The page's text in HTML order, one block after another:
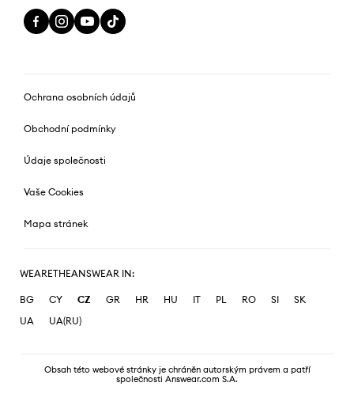
Ochrana osobních údajů
Obchodní podmínky
Údaje společnosti
Vaše Cookies
Mapa stránek
WEARETHEANSWEAR IN:
BG CY CZ GR HR HU IT PL RO SI
SK
UA
UA(RU)
Obsah této webové stránky je chráněn autorským právem a patří
společnosti Answear.com S.A.